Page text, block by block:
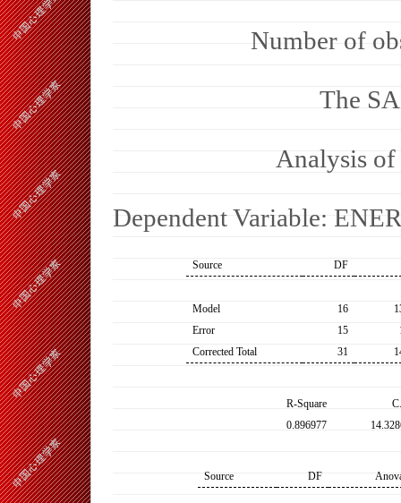
Number of
The
Analysis of
Dependent Variable:
Source DF
Model 16
Error
15
Corrected Total
31
R-Square
0.896977
Source DF